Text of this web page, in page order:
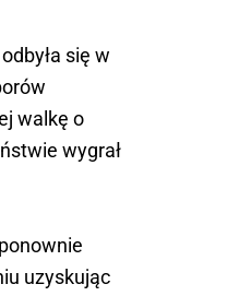
się w
walkę o
wygrał
ponownie
uzyskując